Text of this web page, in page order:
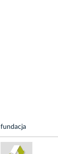
fundacja